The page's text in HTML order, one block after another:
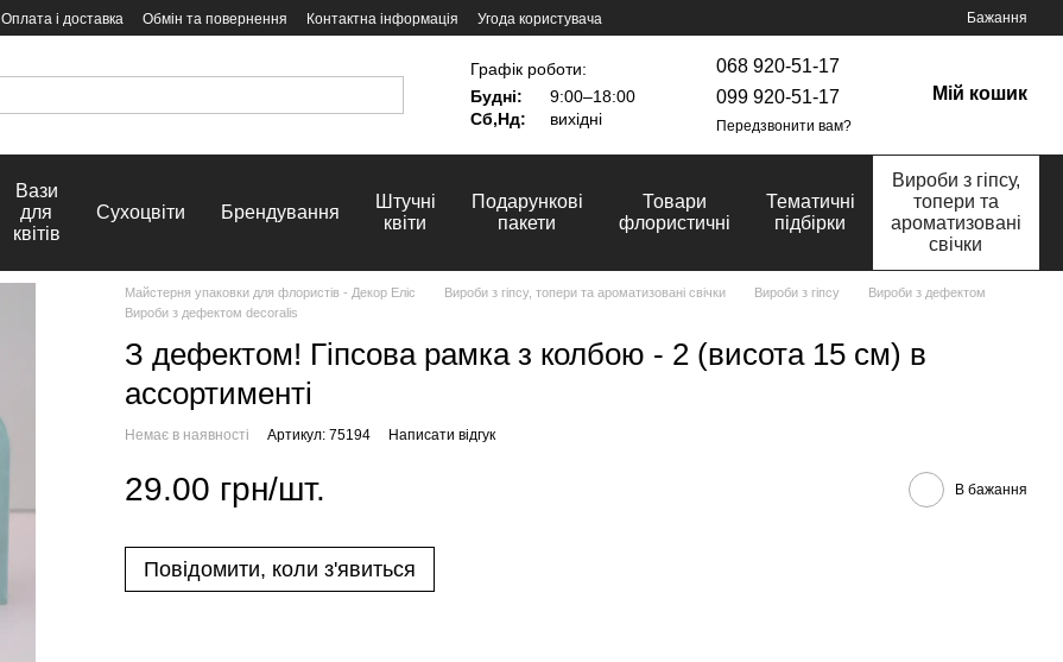
Оплата і доставка Обмін та повернення Контактна інформація Угода користувача Бажання
Графік роботи:
Будні:
9:00–18:00
Сб,Нд:
вихідні
068 920-51-17
099 920-51-17
Передзвонити вам?
Мій кошик
Вази
для
квітів
Сухоцвіти Брендування
Штучні
квіти
Подарункові
пакети
Товари
флористичні
Тематичні
підбірки
Вироби з гіпсу,
топери та
ароматизовані
свічки
Майстерня упаковки для флористів - Декор Еліс Вироби з гіпсу, топери та ароматизовані свічки Вироби з гіпсу
Вироби з дефектом
Вироби з дефектом decoralis
З дефектом! Гіпсова рамка з колбою - 2 (висота 15 см) в
ассортименті
Немає в наявності Артикул: 75194 Написати відгук
29.00 грн/шт. В бажання
Повідомити, коли з'явиться